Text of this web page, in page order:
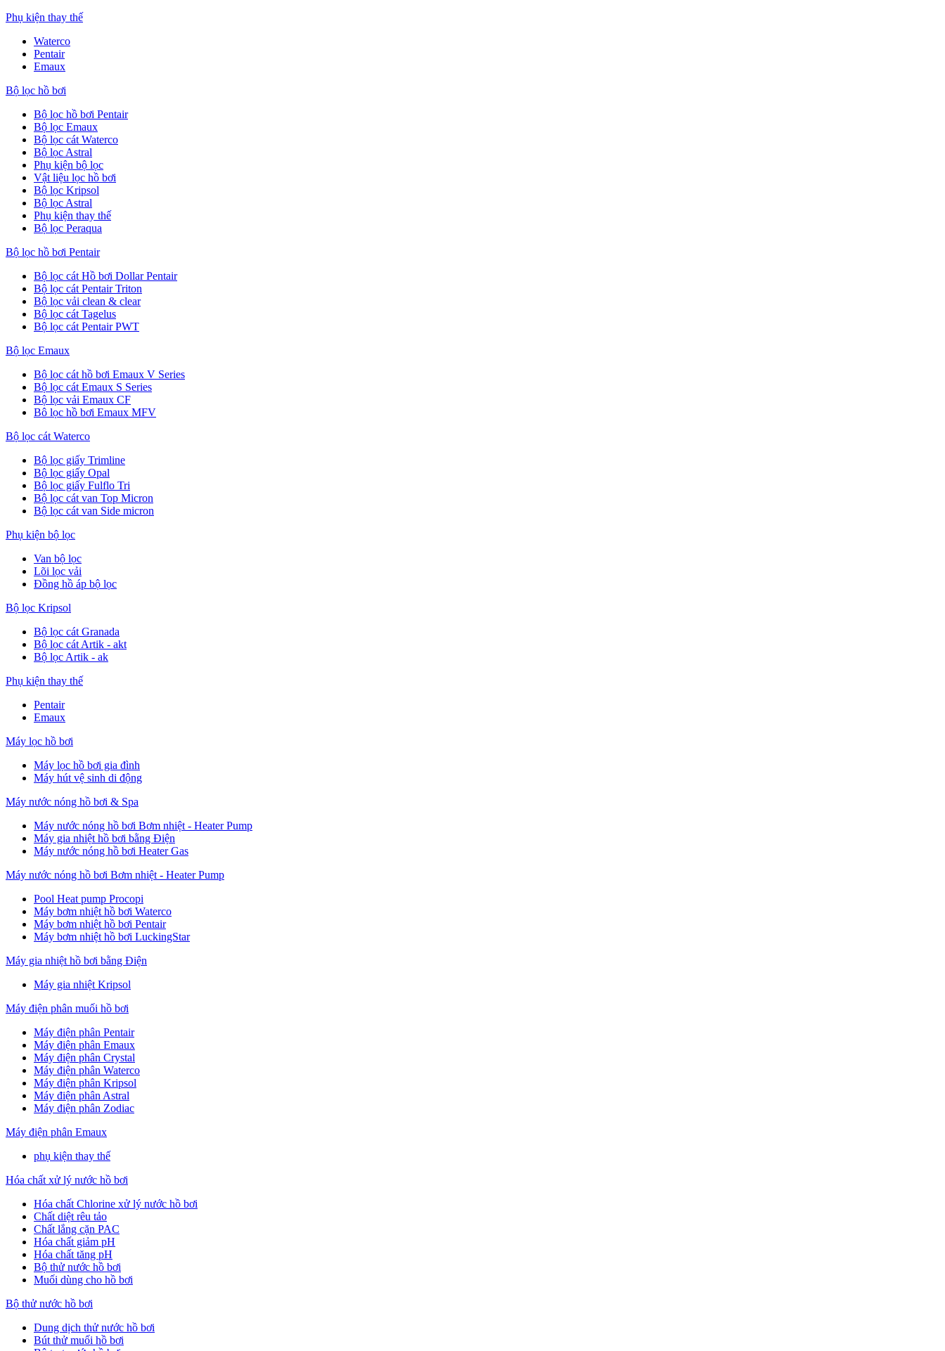
Phụ kiện thay thế
Waterco
Pentair
Emaux
Bộ lọc hồ bơi
Bộ lọc hồ bơi Pentair
Bộ lọc Emaux
Bộ lọc cát Waterco
Bộ lọc Astral
Phụ kiện bộ lọc
Vật liệu lọc hồ bơi
Bộ lọc Kripsol
Bộ lọc Astral
Phụ kiện thay thế
Bộ lọc Peraqua
Bộ lọc hồ bơi Pentair
Bộ lọc cát Hồ bơi Dollar Pentair
Bộ lọc cát Pentair Triton
Bộ lọc vải clean & clear
Bộ lọc cát Tagelus
Bộ lọc cát Pentair PWT
Bộ lọc Emaux
Bộ lọc cát hồ bơi Emaux V Series
Bộ lọc cát Emaux S Series
Bộ lọc vải Emaux CF
Bô lọc hồ bơi Emaux MFV
Bộ lọc cát Waterco
Bộ lọc giấy Trimline
Bộ lọc giấy Opal
Bộ lọc giấy Fulflo Tri
Bộ lọc cát van Top Micron
Bộ lọc cát van Side micron
Phụ kiện bộ lọc
Van bộ lọc
Lõi lọc vải
Đồng hồ áp bộ lọc
Bộ lọc Kripsol
Bộ lọc cát Granada
Bộ lọc cát Artik - akt
Bộ lọc Artik - ak
Phụ kiện thay thế
Pentair
Emaux
Máy lọc hồ bơi
Máy lọc hồ bơi gia đình
Máy hút vệ sinh di động
Máy nước nóng hồ bơi & Spa
Máy nước nóng hồ bơi Bơm nhiệt - Heater Pump
Máy gia nhiệt hồ bơi bằng Điện
Máy nước nóng hồ bơi Heater Gas
Máy nước nóng hồ bơi Bơm nhiệt - Heater Pump
Pool Heat pump Procopi
Máy bơm nhiệt hồ bơi Waterco
Máy bơm nhiệt hồ bơi Pentair
Máy bơm nhiệt hồ bơi LuckingStar
Máy gia nhiệt hồ bơi bằng Điện
Máy gia nhiệt Kripsol
Máy điện phân muối hồ bơi
Máy điện phân Pentair
Máy điện phân Emaux
Máy điện phân Crystal
Máy điện phân Waterco
Máy điện phân Kripsol
Máy điện phân Astral
Máy điện phân Zodiac
Máy điện phân Emaux
phụ kiện thay thế
Hóa chất xử lý nước hồ bơi
Hóa chất Chlorine xử lý nước hồ bơi
Chất diệt rêu tảo
Chất lắng cặn PAC
Hóa chất giảm pH
Hóa chất tăng pH
Bộ thử nước hồ bơi
Muối dùng cho hồ bơi
Bộ thử nước hồ bơi
Dung dịch thử nước hồ bơi
Bút thử muối hồ bơi